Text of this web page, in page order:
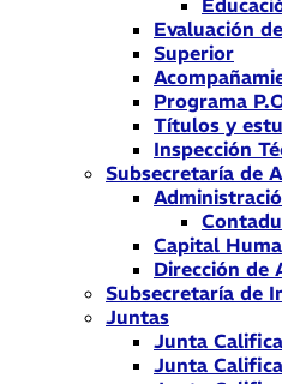
Evaluación
Superior
Programa
Títulos y
Inspección
Subsecretaría de
Capital
Dirección de
Subsecretaría de
Juntas
Junta
Junta